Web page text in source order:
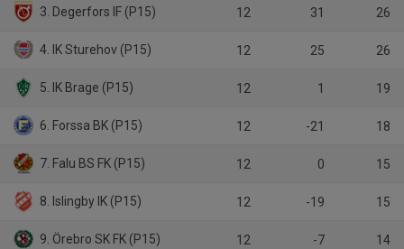
3. Degerfors IF (P15) 12 31 26
4. IK Sturehov (P15) 12 25 26
5. IK Brage (P15) 12 1 19
6. Forssa BK (P15) 12 -21 18
7. Falu BS FK (P15) 12 0 15
8. Islingby IK (P15) 12 -19 15
9. Örebro SK FK (P15) 12 -7 14